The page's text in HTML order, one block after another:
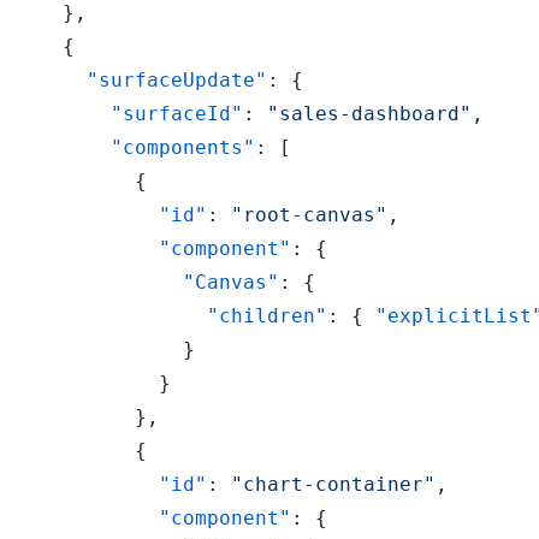
} ,
{
"surfaceUpdate" :
{
"surfaceId" : "sales-dashboard" ,
"components" :
[
{
"id" : "root-canvas" ,
"component" :
{
"Canvas" :
{
"children" : {
}
}
} ,
{
"id" : "chart-container" ,
"component" :
{